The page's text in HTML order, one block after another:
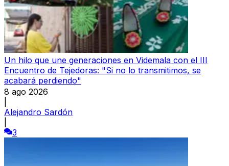
Un hilo que une generaciones en Videmala con el III
Encuentro de Tejedoras: "Si no lo transmitimos, se
acabará perdiendo"
8 ago 2026
Alejandro Sardón
3